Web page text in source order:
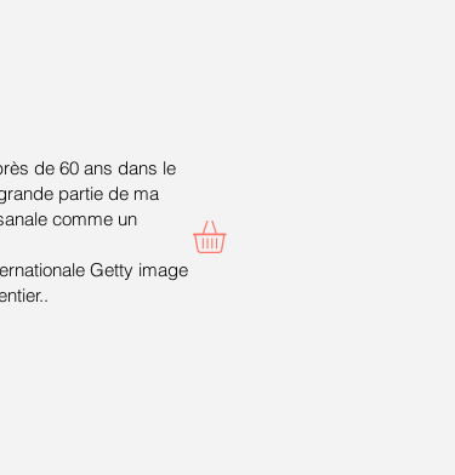
de 60 ans dans le
partie de ma
comme un
Getty image